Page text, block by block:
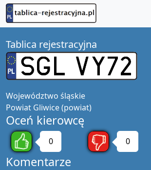
Tablica rejestracyjna
Województwo śląskie
Powiat Gliwice (powiat)
Oceń kierowcę
0 0
Komentarze